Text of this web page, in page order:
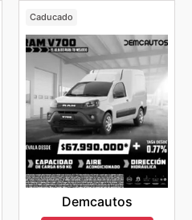
Caducado
Demcautos